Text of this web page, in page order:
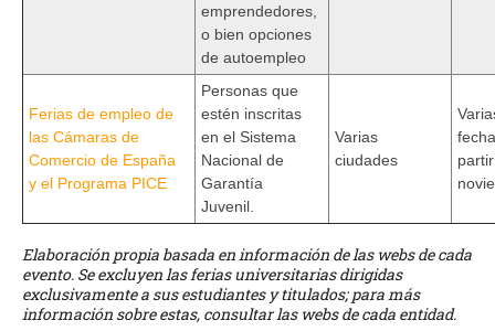
emprendedores,
o bien opciones
de autoempleo
Ferias de empleo de
las Cámaras de
Comercio de España
y el Programa PICE
Personas que
estén inscritas
en el Sistema
Nacional de
Garantía
Juvenil.
Varias
ciudades
Elaboración propia basada en información de las webs de cada
evento. Se excluyen las ferias universitarias dirigidas
exclusivamente a sus estudiantes y titulados; para más
información sobre estas, consultar las webs de cada entidad.